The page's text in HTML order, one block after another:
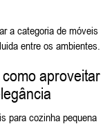
a categoria de móveis
entre os ambientes.
aproveitar
para cozinha pequena